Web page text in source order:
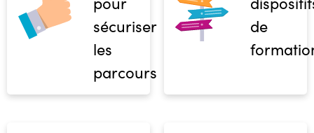
sécuriser
les
parcours
de